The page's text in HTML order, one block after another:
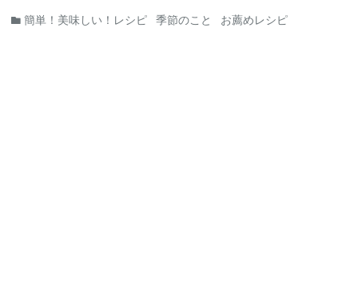
簡単！美味しい！レシピ 季節のこと お薦めレシピ